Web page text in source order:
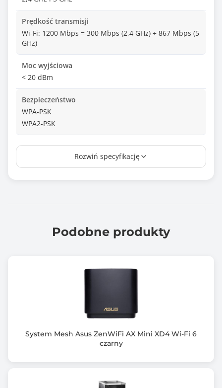
Prędkość transmisji
Wi-Fi: 1200 Mbps = 300 Mbps (2,4 GHz) + 867 Mbps (5
GHz)
Moc wyjściowa
< 20 dBm
Bezpieczeństwo
WPA-PSK
WPA2-PSK
Antena
Zewnętrzna - 2 szt.
Odpinana antena
Wymiary [G x S x W] (mm)
84,7 x 112 x 39
Nie
Rozwiń specyfikację
Podobne produkty
System Mesh Asus ZenWiFi AX Mini XD4 Wi-Fi 6
czarny